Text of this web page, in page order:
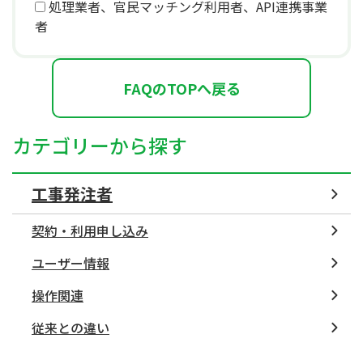
処理業者、官民マッチング利用者、API連携事業
者
FAQのTOPへ戻る
カテゴリーから探す
工事発注者
契約・利用申し込み
ユーザー情報
操作関連
従来との違い